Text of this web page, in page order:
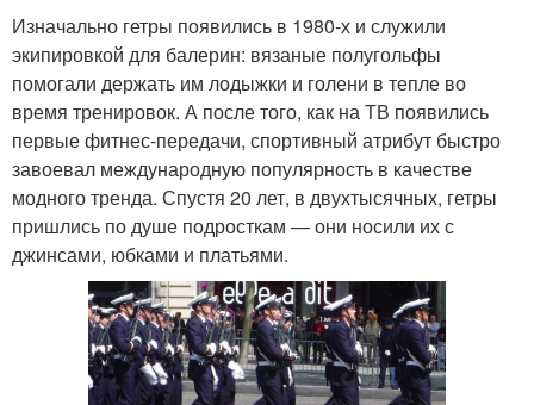
Изначально гетры появились в 1980-х и служили
экипировкой для балерин: вязаные полугольфы
помогали держать им лодыжки и голени в тепле во
время тренировок. А после того, как на ТВ появились
первые фитнес-передачи, спортивный атрибут быстро
завоевал международную популярность в качестве
модного тренда. Спустя 20 лет, в двухтысячных, гетры
пришлись по душе подросткам — они носили их с
джинсами, юбками и платьями.